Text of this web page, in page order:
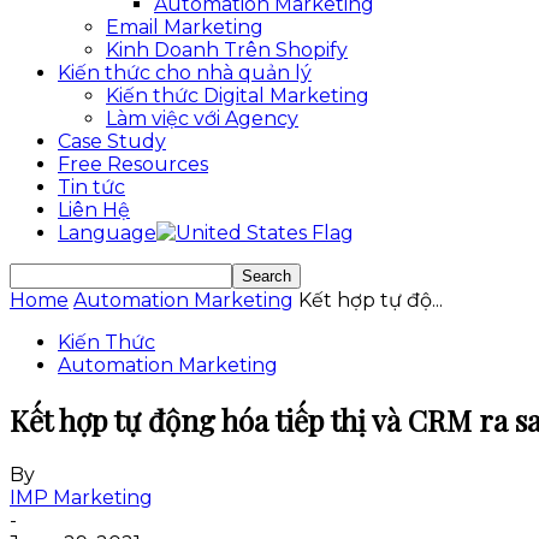
Email Marketing
Kinh Doanh Trên Shopify
Kiến thức cho nhà quản lý
Kiến thức Digital Marketing
Làm việc với Agency
Case Study
Free Resources
Tin tức
Liên Hệ
Language
Home Automation Marketing Kết hợp tự độ...
Kiến Thức
Automation Marketing
Kết hợp tự động hóa tiếp thị và CRM ra
By
IMP Marketing
-